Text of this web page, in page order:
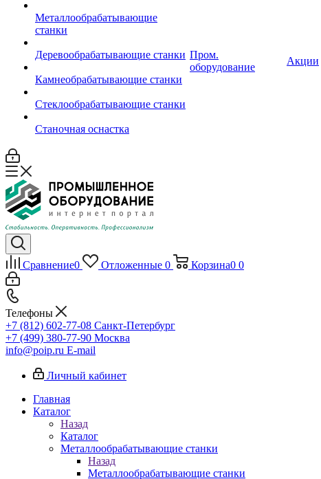
Металлообрабатывающие
станки
Деревообрабатывающие станки
Камнеобрабатывающие станки
Стеклообрабатывающие станки
Станочная оснастка
Пром.
оборудование
Акции
Сравнение0 Отложенные 0 Корзина0 0
Телефоны
+7 (812) 602-77-08 Санкт-Петербург
+7 (499) 380-77-90 Москва
info@poip.ru E-mail
Личный кабинет
Главная
Каталог
Назад
Каталог
Металлообрабатывающие станки
Назад
Металлообрабатывающие станки